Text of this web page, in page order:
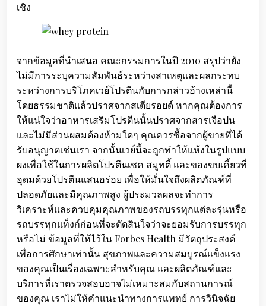
เชิง
จากข้อมูลที่นำเสนอ คณะกรรมการในปี 2010 สรุปว่ายัง
ไม่มีการระบุความสัมพันธ์ระหว่างสาเหตุและผลกระทบ
ระหว่างการบริโภคเวย์โปรตีนกับการกล่าวอ้างเหล่านี้
โดยธรรมชาติแล้วปราศจากสเตียรอยด์ หากคุณต้องการ
ให้แน่ใจว่าอาหารเสริมโปรตีนนั้นปราศจากสารเจือปน
และไม่มีส่วนผสมต้องห้ามใดๆ คุณควรซื้อจากผู้ขายที่ได้
รับอนุญาตเช่นเรา จากนั้นเวย์นี้จะถูกทำให้แห้งในรูปแบบ
ผงเพื่อใช้ในการผลิตโปรตีนเชค สมูทตี้ และของขบเคี้ยวที่
อุดมด้วยโปรตีนแสนอร่อย เพื่อให้มั่นใจถึงผลิตภัณฑ์ที่
ปลอดภัยและมีคุณภาพสูง ผู้ประมวลผลจะทำการ
วิเคราะห์และควบคุมคุณภาพของรถบรรทุกแต่ละรุ่นหรือ
รถบรรทุกแท็งก์ก่อนที่จะตัดสินใจว่าจะยอมรับการบรรทุก
หรือไม่ ข้อมูลที่ให้ไว้ใน Forbes Health มีวัตถุประสงค์
เพื่อการศึกษาเท่านั้น สุขภาพและความสมบูรณ์แข็งแรง
ของคุณเป็นเรื่องเฉพาะสำหรับคุณ และผลิตภัณฑ์และ
บริการที่เราตรวจสอบอาจไม่เหมาะสมกับสถานการณ์
ของคุณ เราไม่ให้คำแนะนำทางการแพทย์ การวินิจฉัย